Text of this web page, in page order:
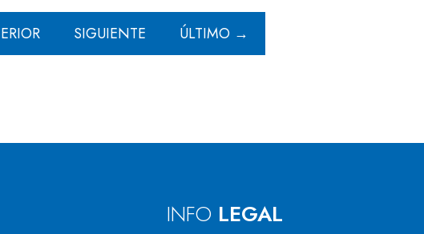
SIGUIENTE ÚLTIMO →
INFO LEGAL